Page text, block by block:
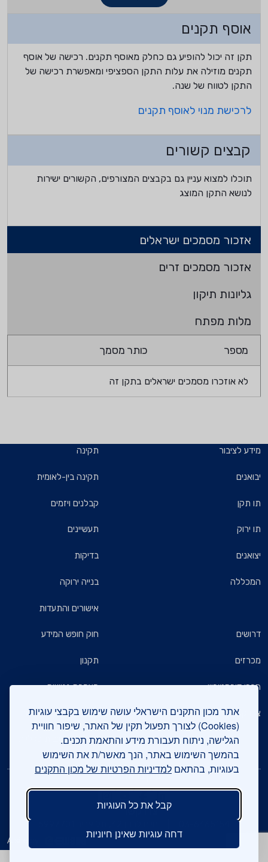
אתר מכון התקנים הישראלי עושה שימוש בקבצי עוגיות
(Cookies) לצורך תפעול תקין של האתר, שיפור חוויית
הגלישה, ניתוח תעבורת מידע והתאמת תכנים.
בהמשך השימוש באתר, הנך מאשר/ת את השימוש
בעוגיות, בהתאם למדיניות הפרטיות של מכון התקנים
קבל את כל העוגיות
דחה עוגיות שאינן חיוניות
אוסף תקנים
תקן זה יכול להופיע גם כחלק מאוסף תקנים. רכישה של אוסף
תקנים מוזילה את עלות התקן הספציפי ומאפשרת רכישה של
התקן לטווח של שנה.
לרכישת מנוי לאוסף תקנים
קבצים קשורים
תוכלו למצוא עניין גם בקבצים המצורפים, הקשורים ישירות
לנושא התקן המוצג
אזכור מסמכים ישראלים
אזכור מסמכים זרים
גליונות תיקון
מלות מפתח
מספר כותר מסמך
לא אוזכרו מסמכים ישראלים בתקן זה
מידע לציבור
יבואנים
תו תקן
תו ירוק
יצואנים
המכללה
תקינה
תקינה בין-לאומית
קבלנים ויזמים
תעשיינים
בדיקות
בנייה ירוקה
אישורים והתעדות
דרושים
מכרזים
חברי דירקטוריון
צרו קשר
חוק חופש המידע
תקנון
הצהרת נגישות
מדיניות הגנת הפרטיות
שאלות ותשובות כלליות
עיקבו אחרינו
צרו קשר